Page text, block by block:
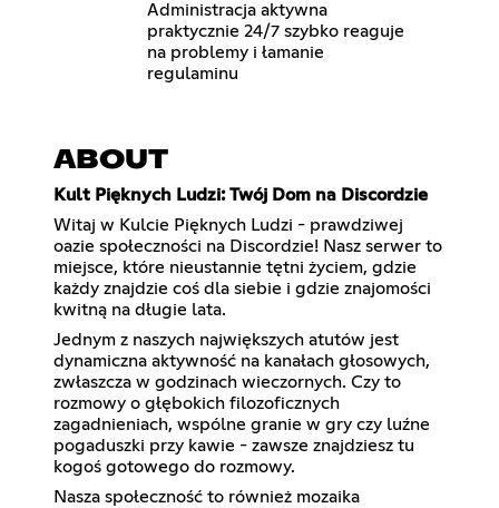
Administracja aktywna
praktycznie 24/7 szybko reaguje
na problemy i łamanie
regulaminu
ABOUT
Kult Pięknych Ludzi: Twój Dom na Discordzie
Witaj w Kulcie Pięknych Ludzi - prawdziwej
oazie społeczności na Discordzie! Nasz serwer to
miejsce, które nieustannie tętni życiem, gdzie
każdy znajdzie coś dla siebie i gdzie znajomości
kwitną na długie lata.
Jednym z naszych największych atutów jest
dynamiczna aktywność na kanałach głosowych,
zwłaszcza w godzinach wieczornych. Czy to
rozmowy o głębokich filozoficznych
zagadnieniach, wspólne granie w gry czy luźne
pogaduszki przy kawie - zawsze znajdziesz tu
kogoś gotowego do rozmowy.
Nasza społeczność to również mozaika